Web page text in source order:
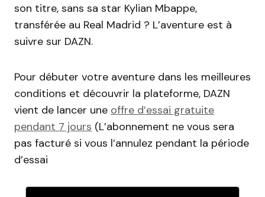
son titre, sans sa star Kylian Mbappe,
transférée au Real Madrid ? L’aventure est à
suivre sur DAZN.
Pour débuter votre aventure dans les meilleures
conditions et découvrir la plateforme, DAZN
vient de lancer une offre d’essai gratuite
pendant 7 jours (L’abonnement ne vous sera
pas facturé si vous l’annulez pendant la période
d’essai